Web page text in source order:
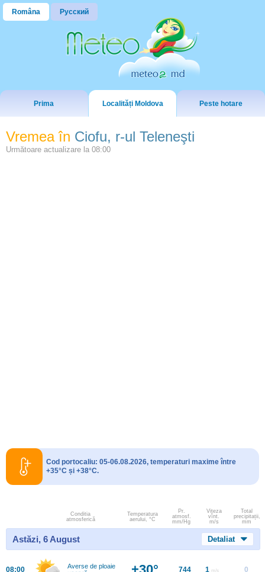
Româna Русский
Prima Localități Moldova Peste hotare
Vremea în Ciofu, r-ul Teleneşti
Următoare actualizare la 08:00
Cod portocaliu: 05-06.08.2026, temperaturi maxime între
+35°C și +38°C.
Conditia
atmosferică
Temperatura
aerului, °C
Pr.
atmosf.
mm/Hg
Viteza
vînt.
m/s
Total
precipitații,
mm
Astăzi, 6 August Detaliat
08:00
Averse de ploaie
+30° 744 1 m/s 0